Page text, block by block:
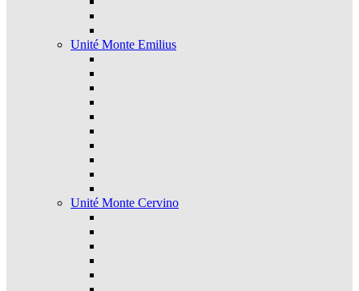
Unité Monte Emilius
Unité Monte Cervino